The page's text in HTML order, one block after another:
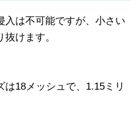
入は不可能ですが、小さい
けます。
18メッシュで、1.15ミリ